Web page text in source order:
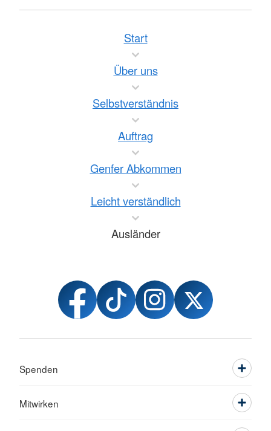
Start
Über uns
Selbstverständnis
Auftrag
Genfer Abkommen
Leicht verständlich
Ausländer
Spenden
Mitwirken